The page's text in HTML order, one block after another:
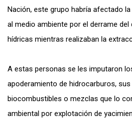
Nación, este grupo habría afectado
al medio ambiente por el derrame
hídricas mientras realizaban la
A estas personas se les imputaron
apoderamiento de hidrocarburos, sus
biocombustibles o mezclas que lo
ambiental por explotación de